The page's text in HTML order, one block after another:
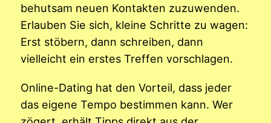
behutsam neuen Kontakten zuzuwenden.
Erlauben Sie sich, kleine Schritte zu wagen:
Erst stöbern, dann schreiben, dann
vielleicht ein erstes Treffen vorschlagen.
Online-Dating hat den Vorteil, dass jeder
das eigene Tempo bestimmen kann. Wer